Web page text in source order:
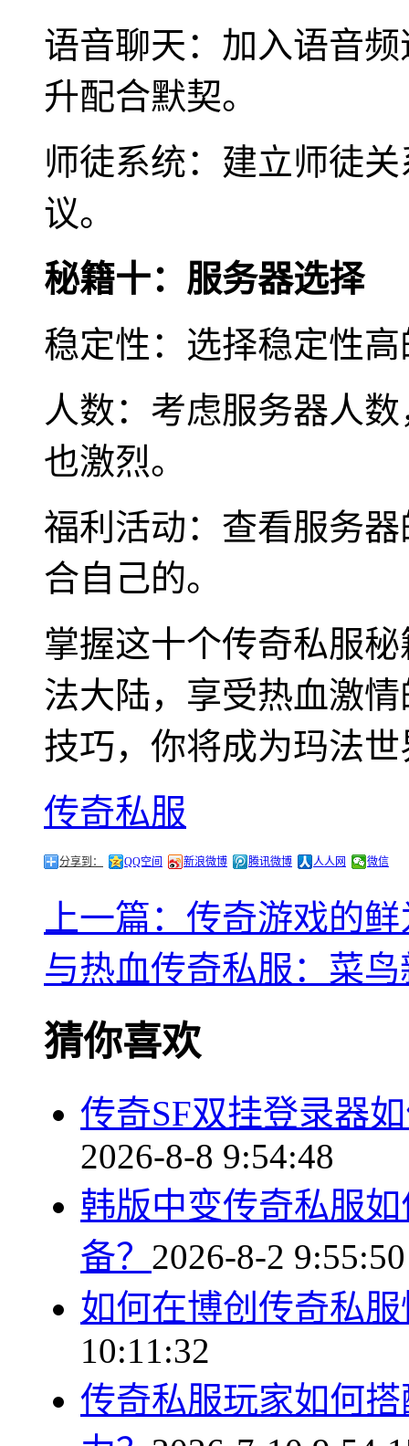
语音聊天：加入语音
升配合默契。
师徒系统：建立师徒
议。
秘籍十：服务器选择
稳定性：选择稳定性
人数：考虑服务器人
也激烈。
福利活动：查看服务
合自己的。
掌握这十个传奇私服
法大陆，享受热血激
技巧，你将成为玛法
传奇私服
分享到： QQ空间 新浪微博 腾讯微博 人人网 微信
上一篇：传奇游戏的
与热血传奇私服：菜
猜你喜欢
传奇SF双挂登录器
2026-8-8 9:54:48
韩版中变传奇私服
备？ 2026-8-2 9:55:50
如何在博创传奇私
10:11:32
传奇私服玩家如何